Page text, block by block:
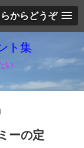
からどうぞ
ト集
い
ーの定